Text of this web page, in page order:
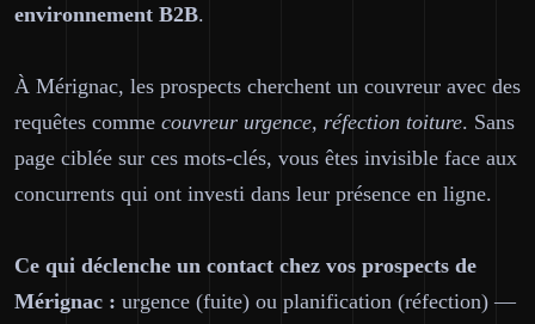
environnement B2B.
À Mérignac, les prospects cherchent un couvreur avec des
requêtes comme couvreur urgence, réfection toiture. Sans
page ciblée sur ces mots-clés, vous êtes invisible face aux
concurrents qui ont investi dans leur présence en ligne.
Ce qui déclenche un contact chez vos prospects de
Mérignac : urgence (fuite) ou planification (réfection) —